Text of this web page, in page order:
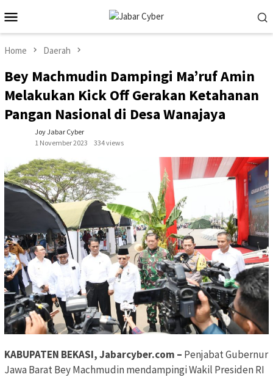
to
contentMenu
Home Daerah
Bey Machmudin Dampingi Ma’ruf Amin
Melakukan Kick Off Gerakan Ketahanan
Pangan Nasional di Desa Wanajaya
Joy Jabar Cyber
1 November 2023
334 views
KABUPATEN BEKASI, Jabarcyber.com – Penjabat Gubernur
Jawa Barat Bey Machmudin mendampingi Wakil Presiden RI